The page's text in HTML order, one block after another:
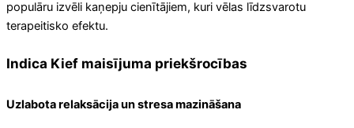
populāru izvēli kaņepju cienītājiem, kuri vēlas līdzsvarotu
terapeitisko efektu.
Indica Kief maisījuma priekšrocības
Uzlabota relaksācija un stresa mazināšana